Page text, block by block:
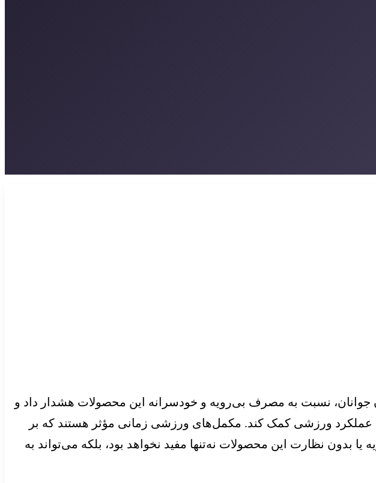
نسبت به مصرف بی‌رویه و خودسرانه این محصولات هشدار داد و
عملکرد ورزشی کمک کند. مکمل‌های ورزشی زمانی مؤثر هستند که بر
نظارت این محصولات نه‌تنها مفید نخواهد بود، بلکه می‌تواند به